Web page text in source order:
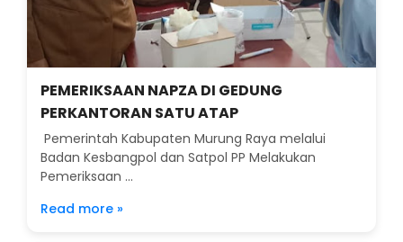
PEMERIKSAAN NAPZA DI GEDUNG
PERKANTORAN SATU ATAP
Pemerintah Kabupaten Murung Raya melalui
Badan Kesbangpol dan Satpol PP Melakukan
Pemeriksaan ...
Read more »